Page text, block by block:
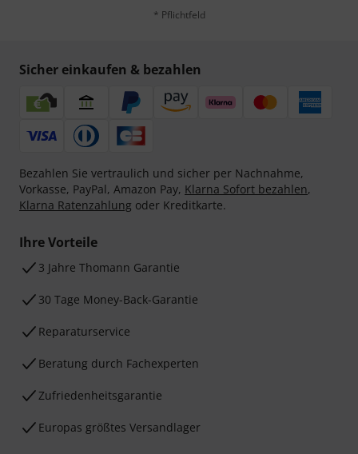
* Pflichtfeld
Sicher einkaufen & bezahlen
Bezahlen Sie vertraulich und sicher per Nachnahme,
Vorkasse, PayPal, Amazon Pay, Klarna Sofort bezahlen,
Klarna Ratenzahlung oder Kreditkarte.
Ihre Vorteile
3 Jahre Thomann Garantie
30 Tage Money-Back-Garantie
Reparaturservice
Beratung durch Fachexperten
Zufriedenheitsgarantie
Europas größtes Versandlager